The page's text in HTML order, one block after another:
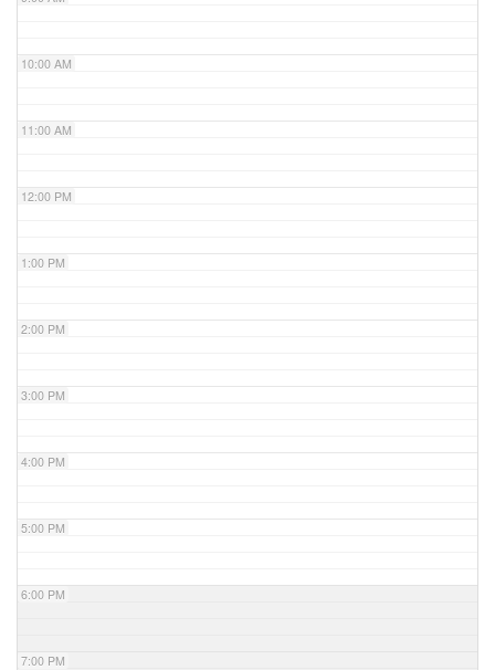
10:00 AM
11:00 AM
12:00 PM
1:00 PM
2:00 PM
3:00 PM
4:00 PM
5:00 PM
6:00 PM
7:00 PM